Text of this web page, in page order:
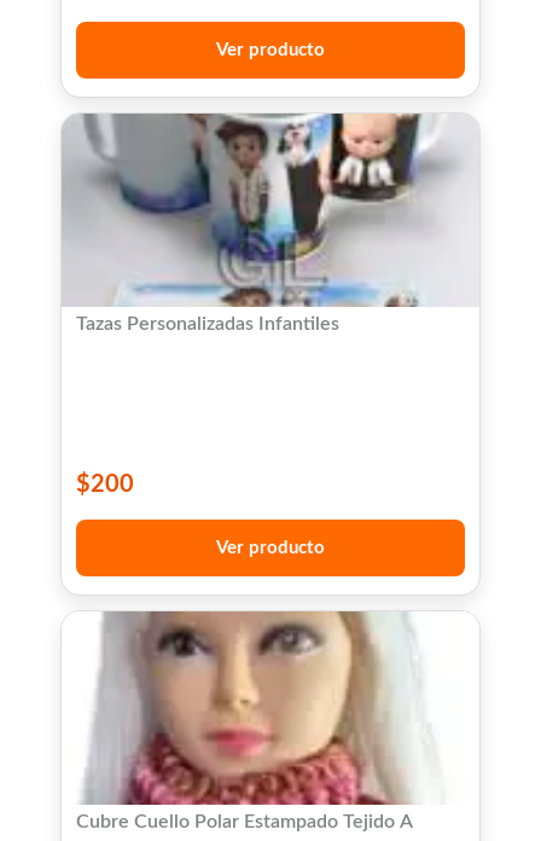
Ver producto
Tazas Personalizadas Infantiles
$200
Ver producto
Cubre Cuello Polar Estampado Tejido A